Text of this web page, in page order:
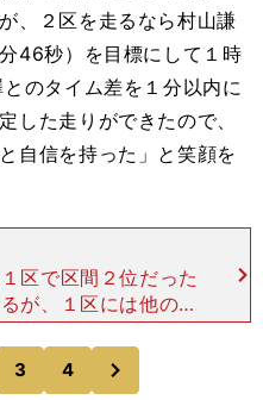
、２区を走るなら村山謙
46秒）を目標にして１時
のタイム差を１分以内に
した走りができたので、
自信を持った」と笑顔を
区で区間２位だった
が、１区には他の選
もに２～４区という
狙える配置と考えて
。「
のページへ3 4